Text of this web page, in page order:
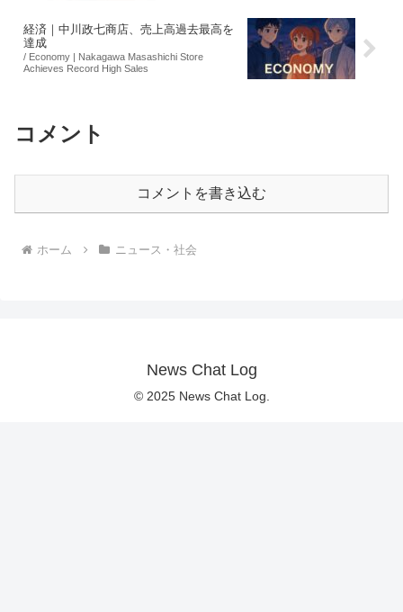
経済｜中川政七商店、売上高過去最高を
達成
/ Economy | Nakagawa Masashichi Store
Achieves Record High Sales
コメント
コメントを書き込む
ホーム ニュース・社会
News Chat Log
© 2025 News Chat Log.